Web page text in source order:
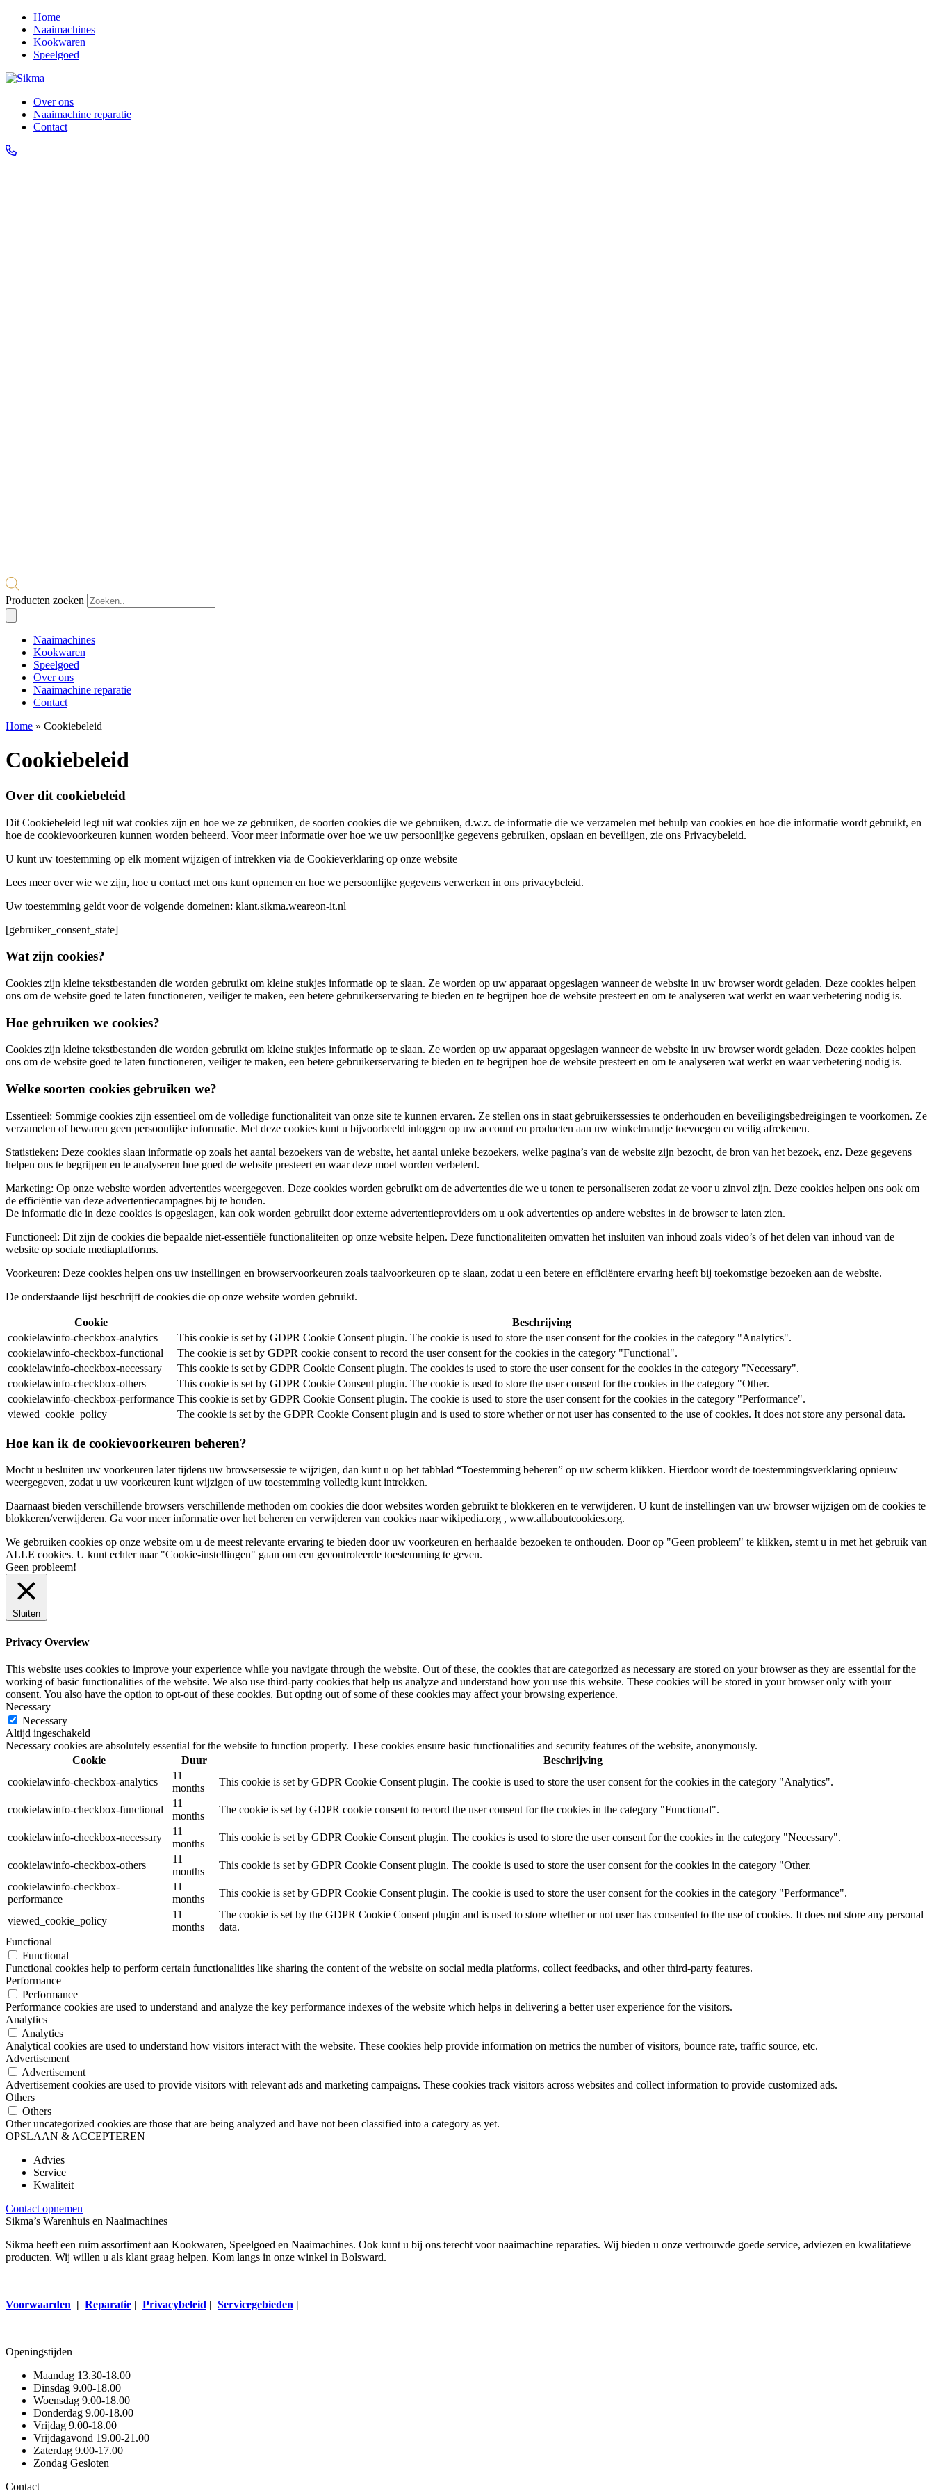
Home
Naaimachines
Kookwaren
Speelgoed
Over ons
Naaimachine reparatie
Contact
Producten zoeken
Naaimachines
Kookwaren
Speelgoed
Over ons
Naaimachine reparatie
Contact
Home » Cookiebeleid
Cookiebeleid
Over dit cookiebeleid
Dit Cookiebeleid legt uit wat cookies zijn en hoe we ze gebruiken, de soorten cookies die we gebruiken, d.w.z. de informatie die we verzamelen met behulp van cookies en hoe die informatie wordt gebruikt, en
hoe de cookievoorkeuren kunnen worden beheerd. Voor meer informatie over hoe we uw persoonlijke gegevens gebruiken, opslaan en beveiligen, zie ons Privacybeleid.
U kunt uw toestemming op elk moment wijzigen of intrekken via de Cookieverklaring op onze website
Lees meer over wie we zijn, hoe u contact met ons kunt opnemen en hoe we persoonlijke gegevens verwerken in ons privacybeleid.
Uw toestemming geldt voor de volgende domeinen: klant.sikma.weareon-it.nl
[gebruiker_consent_state]
Wat zijn cookies?
Cookies zijn kleine tekstbestanden die worden gebruikt om kleine stukjes informatie op te slaan. Ze worden op uw apparaat opgeslagen wanneer de website in uw browser wordt geladen. Deze cookies helpen
ons om de website goed te laten functioneren, veiliger te maken, een betere gebruikerservaring te bieden en te begrijpen hoe de website presteert en om te analyseren wat werkt en waar verbetering nodig is.
Hoe gebruiken we cookies?
Cookies zijn kleine tekstbestanden die worden gebruikt om kleine stukjes informatie op te slaan. Ze worden op uw apparaat opgeslagen wanneer de website in uw browser wordt geladen. Deze cookies helpen
ons om de website goed te laten functioneren, veiliger te maken, een betere gebruikerservaring te bieden en te begrijpen hoe de website presteert en om te analyseren wat werkt en waar verbetering nodig is.
Welke soorten cookies gebruiken we?
Essentieel: Sommige cookies zijn essentieel om de volledige functionaliteit van onze site te kunnen ervaren. Ze stellen ons in staat gebruikerssessies te onderhouden en beveiligingsbedreigingen te voorkomen. Ze
verzamelen of bewaren geen persoonlijke informatie. Met deze cookies kunt u bijvoorbeeld inloggen op uw account en producten aan uw winkelmandje toevoegen en veilig afrekenen.
Statistieken: Deze cookies slaan informatie op zoals het aantal bezoekers van de website, het aantal unieke bezoekers, welke pagina’s van de website zijn bezocht, de bron van het bezoek, enz. Deze gegevens
helpen ons te begrijpen en te analyseren hoe goed de website presteert en waar deze moet worden verbeterd.
Marketing: Op onze website worden advertenties weergegeven. Deze cookies worden gebruikt om de advertenties die we u tonen te personaliseren zodat ze voor u zinvol zijn. Deze cookies helpen ons ook om
de efficiëntie van deze advertentiecampagnes bij te houden.
De informatie die in deze cookies is opgeslagen, kan ook worden gebruikt door externe advertentieproviders om u ook advertenties op andere websites in de browser te laten zien.
Functioneel: Dit zijn de cookies die bepaalde niet-essentiële functionaliteiten op onze website helpen. Deze functionaliteiten omvatten het insluiten van inhoud zoals video’s of het delen van inhoud van de
website op sociale mediaplatforms.
Voorkeuren: Deze cookies helpen ons uw instellingen en browservoorkeuren zoals taalvoorkeuren op te slaan, zodat u een betere en efficiëntere ervaring heeft bij toekomstige bezoeken aan de website.
De onderstaande lijst beschrijft de cookies die op onze website worden gebruikt.
Cookie
Beschrijving
cookielawinfo-checkbox-analytics
This cookie is set by GDPR Cookie Consent plugin. The cookie is used to store the user consent for the cookies in the category "Analytics".
cookielawinfo-checkbox-functional
The cookie is set by GDPR cookie consent to record the user consent for the cookies in the category "Functional".
cookielawinfo-checkbox-necessary
This cookie is set by GDPR Cookie Consent plugin. The cookies is used to store the user consent for the cookies in the category "Necessary".
cookielawinfo-checkbox-others
This cookie is set by GDPR Cookie Consent plugin. The cookie is used to store the user consent for the cookies in the category "Other.
cookielawinfo-checkbox-performance This cookie is set by GDPR Cookie Consent plugin. The cookie is used to store the user consent for the cookies in the category "Performance".
viewed_cookie_policy
The cookie is set by the GDPR Cookie Consent plugin and is used to store whether or not user has consented to the use of cookies. It does not store any personal data.
Hoe kan ik de cookievoorkeuren beheren?
Mocht u besluiten uw voorkeuren later tijdens uw browsersessie te wijzigen, dan kunt u op het tabblad “Toestemming beheren” op uw scherm klikken. Hierdoor wordt de toestemmingsverklaring opnieuw
weergegeven, zodat u uw voorkeuren kunt wijzigen of uw toestemming volledig kunt intrekken.
Daarnaast bieden verschillende browsers verschillende methoden om cookies die door websites worden gebruikt te blokkeren en te verwijderen. U kunt de instellingen van uw browser wijzigen om de cookies te
blokkeren/verwijderen. Ga voor meer informatie over het beheren en verwijderen van cookies naar wikipedia.org , www.allaboutcookies.org.
We gebruiken cookies op onze website om u de meest relevante ervaring te bieden door uw voorkeuren en herhaalde bezoeken te onthouden. Door op "Geen probleem" te klikken, stemt u in met het gebruik van
ALLE cookies. U kunt echter naar "Cookie-instellingen" gaan om een ​​gecontroleerde toestemming te geven.
Geen probleem!
Sluiten
Privacy Overview
This website uses cookies to improve your experience while you navigate through the website. Out of these, the cookies that are categorized as necessary are stored on your browser as they are essential for the
working of basic functionalities of the website. We also use third-party cookies that help us analyze and understand how you use this website. These cookies will be stored in your browser only with your
consent. You also have the option to opt-out of these cookies. But opting out of some of these cookies may affect your browsing experience.
Necessary
Necessary
Altijd ingeschakeld
Necessary cookies are absolutely essential for the website to function properly. These cookies ensure basic functionalities and security features of the website, anonymously.
Cookie
Duur
Beschrijving
cookielawinfo-checkbox-analytics
11
months
This cookie is set by GDPR Cookie Consent plugin. The cookie is used to store the user consent for the cookies in the category "Analytics".
cookielawinfo-checkbox-functional
11
months
The cookie is set by GDPR cookie consent to record the user consent for the cookies in the category "Functional".
cookielawinfo-checkbox-necessary
11
months
This cookie is set by GDPR Cookie Consent plugin. The cookies is used to store the user consent for the cookies in the category "Necessary".
cookielawinfo-checkbox-others
11
months
This cookie is set by GDPR Cookie Consent plugin. The cookie is used to store the user consent for the cookies in the category "Other.
cookielawinfo-checkbox-
performance
11
months
This cookie is set by GDPR Cookie Consent plugin. The cookie is used to store the user consent for the cookies in the category "Performance".
viewed_cookie_policy
11
months
The cookie is set by the GDPR Cookie Consent plugin and is used to store whether or not user has consented to the use of cookies. It does not store any personal
data.
Functional
Functional
Functional cookies help to perform certain functionalities like sharing the content of the website on social media platforms, collect feedbacks, and other third-party features.
Performance
Performance
Performance cookies are used to understand and analyze the key performance indexes of the website which helps in delivering a better user experience for the visitors.
Analytics
Analytics
Analytical cookies are used to understand how visitors interact with the website. These cookies help provide information on metrics the number of visitors, bounce rate, traffic source, etc.
Advertisement
Advertisement
Advertisement cookies are used to provide visitors with relevant ads and marketing campaigns. These cookies track visitors across websites and collect information to provide customized ads.
Others
Others
Other uncategorized cookies are those that are being analyzed and have not been classified into a category as yet.
OPSLAAN & ACCEPTEREN
Advies
Service
Kwaliteit
Contact opnemen
Sikma’s Warenhuis en Naaimachines
Sikma heeft een ruim assortiment aan Kookwaren, Speelgoed en Naaimachines. Ook kunt u bij ons terecht voor naaimachine reparaties. Wij bieden u onze vertrouwde goede service, adviezen en kwalitatieve
producten. Wij willen u als klant graag helpen. Kom langs in onze winkel in Bolsward.
Voorwaarden | Reparatie | Privacybeleid | Servicegebieden |
Openingstijden
Maandag 13.30-18.00
Dinsdag 9.00-18.00
Woensdag 9.00-18.00
Donderdag 9.00-18.00
Vrijdag 9.00-18.00
Vrijdagavond 19.00-21.00
Zaterdag 9.00-17.00
Zondag Gesloten
Contact